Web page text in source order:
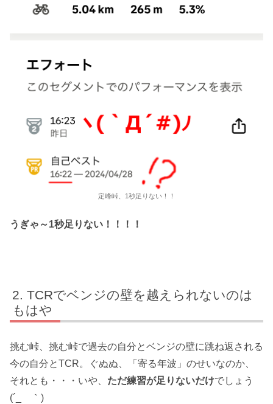
定峰峠、1秒足りない！！
うぎゃ～1秒足りない！！！！
TCRでベンジの壁を越えられないのは
もはや
挑む峠、挑む峠で過去の自分とベンジの壁に跳ね返される
今の自分とTCR。ぐぬぬ、「寄る年波」のせいなのか、
それとも・・・いや、 ただ練習が足りないだけでしょう
(´_ゝ｀)